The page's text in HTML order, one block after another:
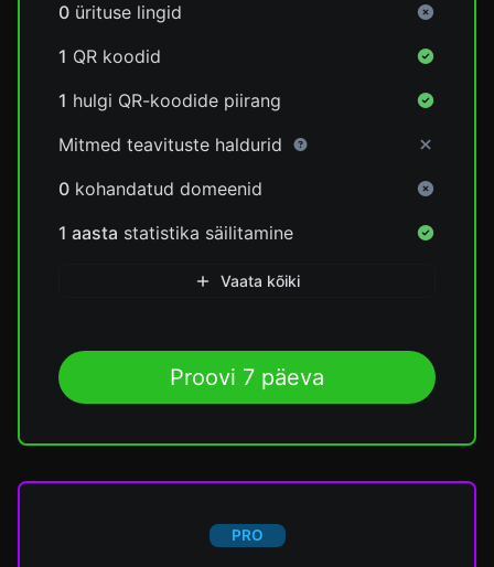
0 ürituse lingid
1 QR koodid
1 hulgi QR-koodide piirang
Mitmed teavituste haldurid
0 kohandatud domeenid
1 aasta statistika säilitamine
Vaata kõiki
Proovi 7 päeva
PRO